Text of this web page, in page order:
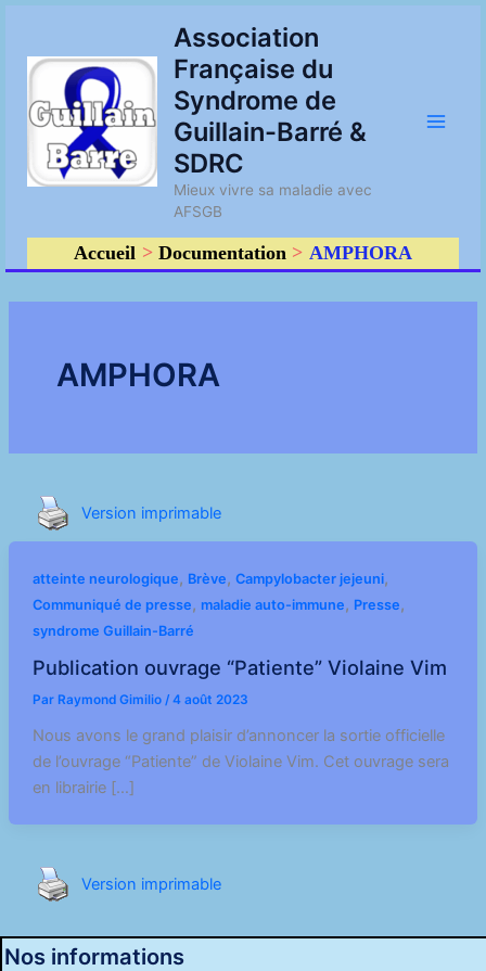
contenu
Association
Française du
Syndrome de
Guillain-Barré &
SDRC
Mieux vivre sa maladie avec
AFSGB
Accueil Documentation AMPHORA
AMPHORA
Version imprimable
atteinte neurologique, Brève, Campylobacter jejeuni,
Communiqué de presse, maladie auto-immune, Presse,
syndrome Guillain-Barré
Publication ouvrage “Patiente” Violaine Vim
Par Raymond Gimilio / 4 août 2023
Nous avons le grand plaisir d’annoncer la sortie officielle
de l’ouvrage “Patiente” de Violaine Vim. Cet ouvrage sera
en librairie […]
Version imprimable
Nos informations